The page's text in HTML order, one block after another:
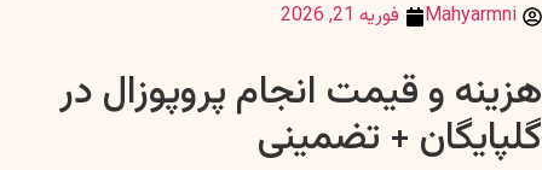
Mahyarmni فوریه 21, 2026
هزینه و قیمت انجام پروپوزال در
گلپایگان + تضمینی